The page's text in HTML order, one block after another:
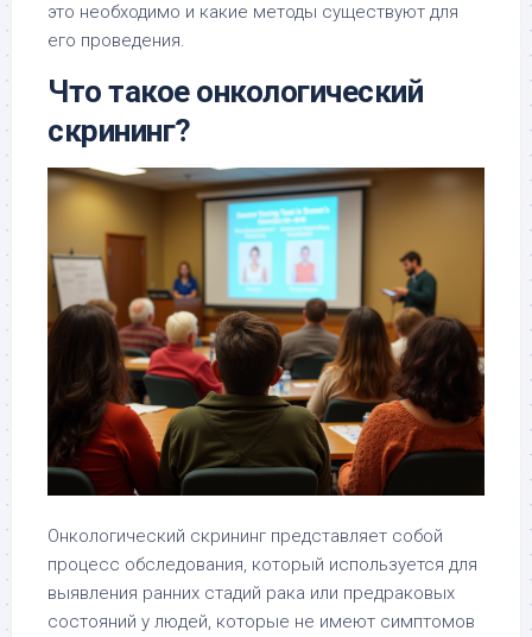
это необходимо и какие методы существуют для
его проведения.
Что такое онкологический
скрининг?
Онкологический скрининг представляет собой
процесс обследования, который используется для
выявления ранних стадий рака или предраковых
состояний у людей, которые не имеют симптомов